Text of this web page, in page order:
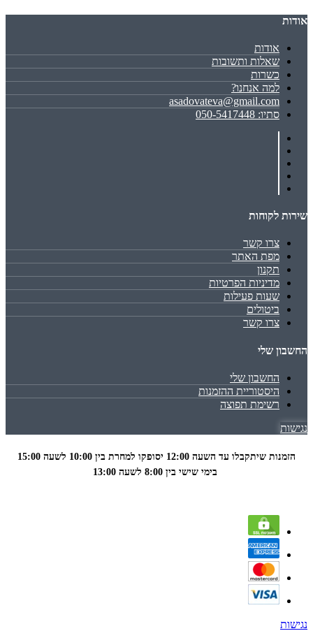
אודות
אודות
שאלות ותשובות
כשרות
למה אנחנו?
asadovateva@gmail.com
סתיו: 050-5417448
שירות לקוחות
צרו קשר
מפת האתר
תקנון
מדיניות הפרטיות
שעות פעילות
ביטולים
צרו קשר
החשבון שלי
החשבון שלי
היסטוריית ההזמנות
רשימת תפוצה
נגישות
הזמנות שיתקבלו עד השעה 12:00 יסופקו למחרת בין 10:00 לשעה
15:00
נגישות